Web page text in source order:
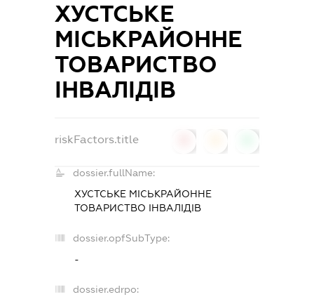
ХУСТСЬКЕ
МІСЬКРАЙОННЕ
ТОВАРИСТВО
ІНВАЛІДІВ
riskFactors.title
dossier.fullName:
ХУСТСЬКЕ МІСЬКРАЙОННЕ
ТОВАРИСТВО ІНВАЛІДІВ
dossier.opfSubType:
-
dossier.edrpo: